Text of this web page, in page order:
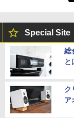
Special Site
総
と
ク
ア